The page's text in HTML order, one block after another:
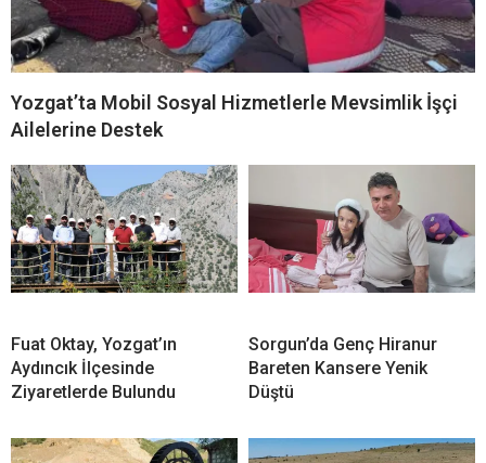
Yozgat’ta Mobil Sosyal Hizmetlerle Mevsimlik İşçi
Ailelerine Destek
Fuat Oktay, Yozgat’ın
Aydıncık İlçesinde
Ziyaretlerde Bulundu
Sorgun’da Genç Hiranur
Bareten Kansere Yenik
Düştü